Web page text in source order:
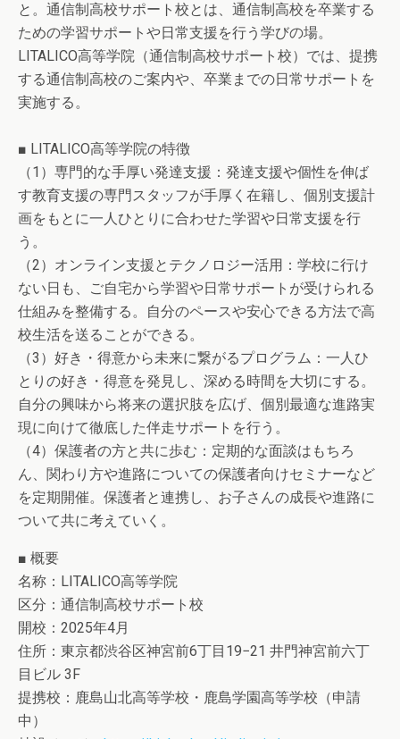
と。通信制高校サポート校とは、通信制高校を卒業する
ための学習サポートや日常支援を行う学びの場。
LITALICO高等学院（通信制高校サポート校）では、提携
する通信制高校のご案内や、卒業までの日常サポートを
実施する。
■ LITALICO高等学院の特徴
（1）専門的な手厚い発達支援：発達支援や個性を伸ば
す教育支援の専門スタッフが手厚く在籍し、個別支援計
画をもとに一人ひとりに合わせた学習や日常支援を行
う。
（2）オンライン支援とテクノロジー活用：学校に行け
ない日も、ご自宅から学習や日常サポートが受けられる
仕組みを整備する。自分のペースや安心できる方法で高
校生活を送ることができる。
（3）好き・得意から未来に繋がるプログラム：一人ひ
とりの好き・得意を発見し、深める時間を大切にする。
自分の興味から将来の選択肢を広げ、個別最適な進路実
現に向けて徹底した伴走サポートを行う。
（4）保護者の方と共に歩む：定期的な面談はもちろ
ん、関わり方や進路についての保護者向けセミナーなど
を定期開催。保護者と連携し、お子さんの成長や進路に
ついて共に考えていく。
■ 概要
名称：LITALICO高等学院
区分：通信制高校サポート校
開校：2025年4月
住所：東京都渋谷区神宮前6丁目19−21 井門神宮前六丁
目ビル 3F
提携校：鹿島山北高等学校・鹿島学園高等学校（申請
中）